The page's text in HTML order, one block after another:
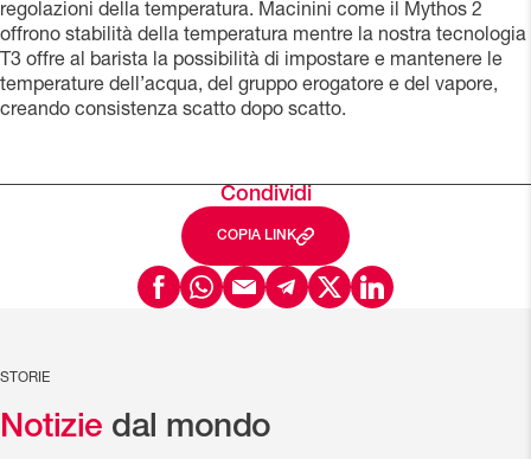
regolazioni della temperatura. Macinini come il Mythos 2
offrono stabilità della temperatura mentre la nostra tecnologia
T3 offre al barista la possibilità di impostare e mantenere le
temperature dell’acqua, del gruppo erogatore e del vapore,
creando consistenza scatto dopo scatto.
Condividi
COPIA LINK
STORIE
Notizie dal mondo